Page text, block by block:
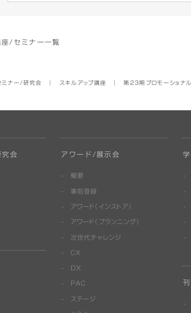
座/セミナー一覧
ナー/研究会 スキルアップ講座 第23期プロモーショナ
会 アワード/展示会
概要
事前登録
アワード（インストア）
アワード（プランニング）
次世代チャレンジ
CX
DX
PAC
ステージ